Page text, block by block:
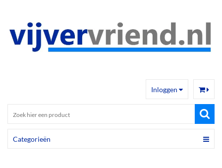
Inloggen
Categorieën